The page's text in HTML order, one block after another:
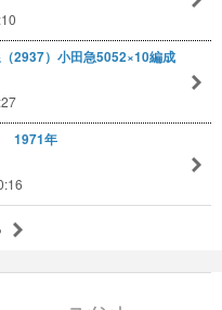
2937）小田急5052×10編成
1971年